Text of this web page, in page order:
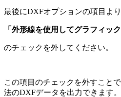
最後にDXFオプションの項目より
「外形線を使用してグラフィッ
のチェックを外してください。
この項目のチェックを外すこと
法のDXFデータを出力できます